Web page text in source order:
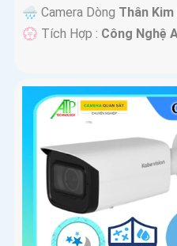
🌧️ Camera Dòng Thân
️💮 Tích Hợp : Công Nghệ